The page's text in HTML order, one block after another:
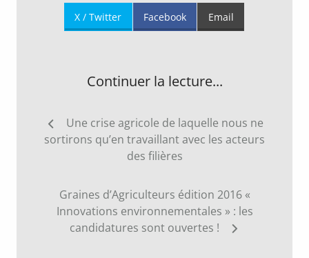
X / Twitter Facebook Email
Continuer la lecture...
Navigation
de
Une crise agricole de laquelle nous ne
sortirons qu’en travaillant avec les acteurs
des filières
Graines d’Agriculteurs édition 2016 «
Innovations environnementales » : les
candidatures sont ouvertes !